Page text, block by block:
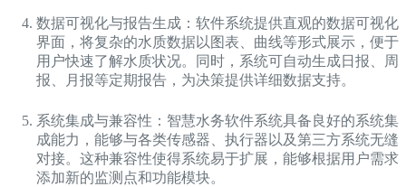
数据可视化与报告生成：软件系统提供直观的数据可视化
界面，将复杂的水质数据以图表、曲线等形式展示，便于
用户快速了解水质状况。同时，系统可自动生成日报、周
报、月报等定期报告，为决策提供详细数据支持。
系统集成与兼容性：智慧水务软件系统具备良好的系统集
成能力，能够与各类传感器、执行器以及第三方系统无缝
对接。这种兼容性使得系统易于扩展，能够根据用户需求
添加新的监测点和功能模块。